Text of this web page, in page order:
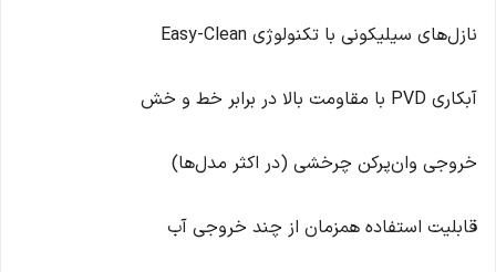
نازل‌های سیلیکونی با تکنولوژی Easy-Clean
آبکاری PVD با مقاومت بالا در برابر خط و خش
خروجی وان‌پرکن چرخشی (در اکثر مدل‌ها)
قابلیت استفاده همزمان از چند خروجی آب